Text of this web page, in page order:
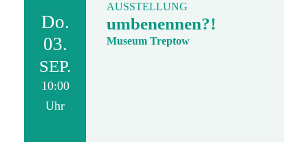
Do.
03.
SEP.
10:00
Uhr
AUSSTELLUNG
umbenennen?!
Museum Treptow